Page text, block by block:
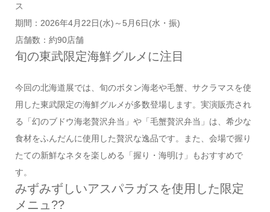
ス
期間：2026年4月22日(水)～5月6日(水・振)
店舗数：約90店舗
旬の東武限定海鮮グルメに注目
今回の北海道展では、旬のボタン海老や毛蟹、サクラマスを使
用した東武限定の海鮮グルメが多数登場します。実演販売され
る「幻のブドウ海老贅沢弁当」や「毛蟹贅沢弁当」は、希少な
食材をふんだんに使用した贅沢な逸品です。また、会場で握り
たての新鮮なネタを楽しめる「握り・海明け」もおすすめで
す。
みずみずしいアスパラガスを使用した限定
メニュ??